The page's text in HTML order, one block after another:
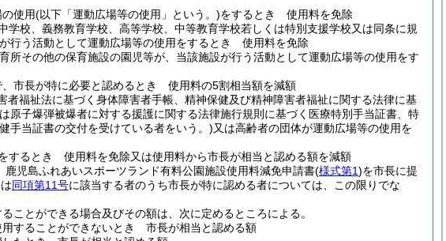
使用(以下「運動広場等の使用」という。)をするとき 使用料を免除
学校、義務教育学校、高等学校、中等教育学校若しくは特別支援学校又は同条に規
行う活動として運動広場等の使用をするとき 使用料を免除
所その他の保育施設の園児等が、当該施設が行う活動として運動広場等の使用をす
市長が特に必要と認めるとき 使用料の5割相当額を減額
者福祉法に基づく身体障害者手帳、精神保健及び精神障害者福祉に関する法律に基
子爆弾被爆者に対する援護に関する法律施行規則に基づく医療特別手当証書、特
手当証書の交付を受けている者をいう。)又は高齢者の団体が運動広場等の使用を
するとき 使用料を免除又は使用料から市長が相当と認める額を減額
児島ふれあいスポーツランド有料公園施設使用料減免申請書(様式第1)を市長に提
同項第11号に該当する者のうち市長が特に認める者については、この限りでな
ことができる場合及びその額は、次に定めるところによる。
することができないとき 市長が相当と認める額